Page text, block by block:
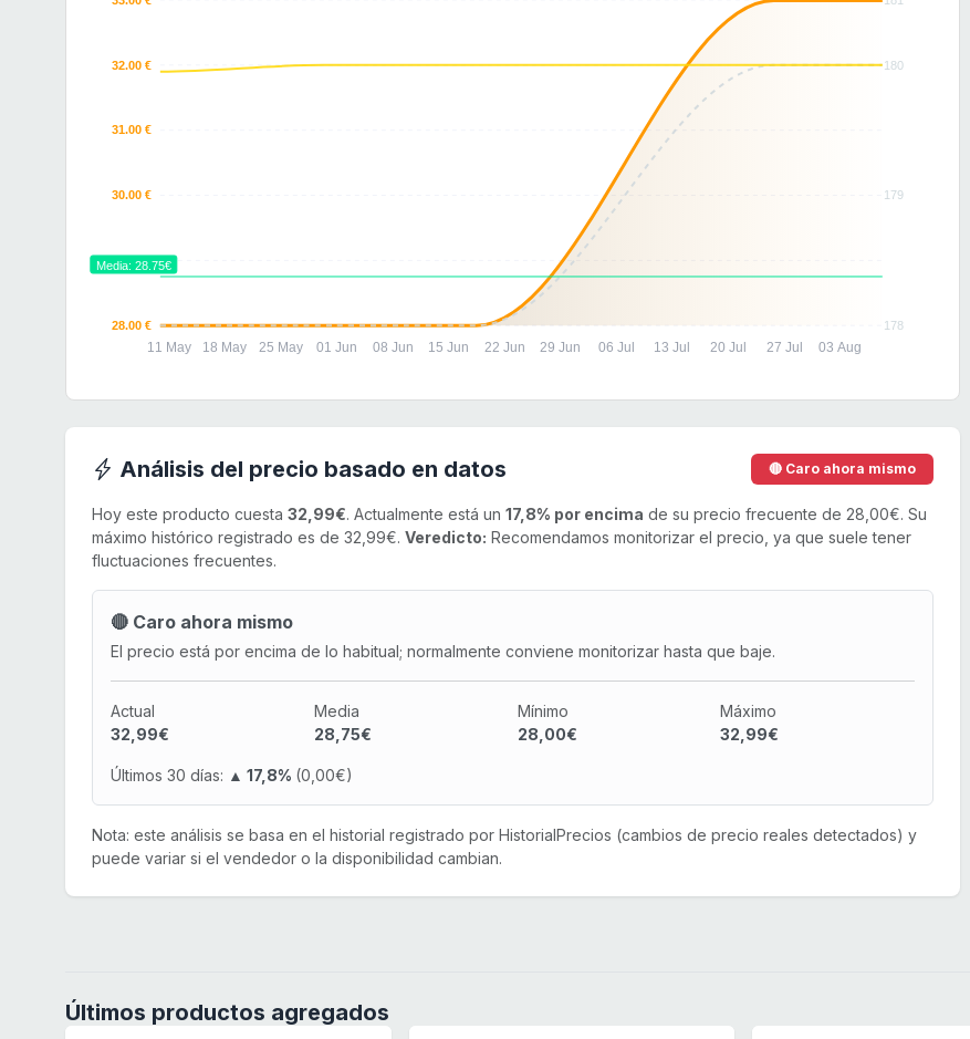
180
179
178
32.00 €
31.00 €
30.00 €
29.00 €
28.00 €
11 May 18 May 25 May 01 Jun 08 Jun 15 Jun 22 Jun 29 Jun 06 Jul 13 Jul 20 Jul 27 Jul 03 Aug
Media: 28.75€
Análisis del precio basado en datos 🔴 Caro ahora mismo
Hoy este producto cuesta 32,99€. Actualmente está un 17,8% por encima de su precio frecuente de 28,00€. Su
máximo histórico registrado es de 32,99€. Veredicto: Recomendamos monitorizar el precio, ya que suele tener
fluctuaciones frecuentes.
🔴 Caro ahora mismo
El precio está por encima de lo habitual; normalmente conviene monitorizar hasta que baje.
Actual
32,99€
Media
28,75€
Mínimo
28,00€
Máximo
32,99€
Últimos 30 días: ▲ 17,8% (0,00€)
Nota: este análisis se basa en el historial registrado por HistorialPrecios (cambios de precio reales detectados) y
puede variar si el vendedor o la disponibilidad cambian.
Últimos productos agregados